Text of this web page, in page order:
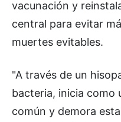
vacunación y
central para evitar
muertes evitables.
"A través de un
bacteria, inicia como
común y demora